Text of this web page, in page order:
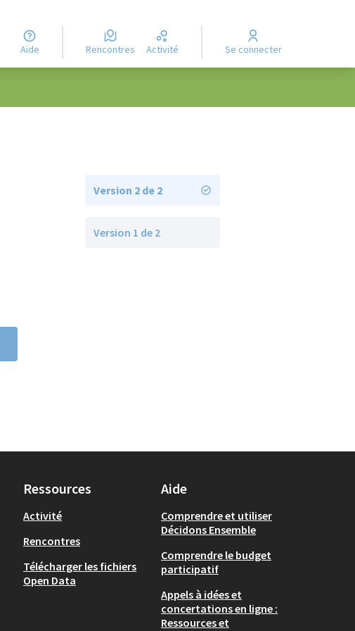
Aide Rencontres Activité Se connecter
Version 2 de 2
Version 1 de 2
Ressources
Activité
Rencontres
Télécharger les fichiers
Open Data
Aide
Comprendre et utiliser
Décidons Ensemble
Comprendre le budget
participatif
Appels à idées et
concertations en ligne :
Ressources et